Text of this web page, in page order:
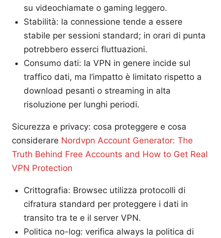
su videochiamate o gaming leggero.
Stabilità: la connessione tende a essere
stabile per sessioni standard; in orari di punta
potrebbero esserci fluttuazioni.
Consumo dati: la VPN in genere incide sul
traffico dati, ma l’impatto è limitato rispetto a
download pesanti o streaming in alta
risoluzione per lunghi periodi.
Sicurezza e privacy: cosa proteggere e cosa
considerare Nordvpn Account Generator: The
Truth Behind Free Accounts and How to Get Real
VPN Protection
Crittografia: Browsec utilizza protocolli di
cifratura standard per proteggere i dati in
transito tra te e il server VPN.
Politica no-log: verifica always la politica di